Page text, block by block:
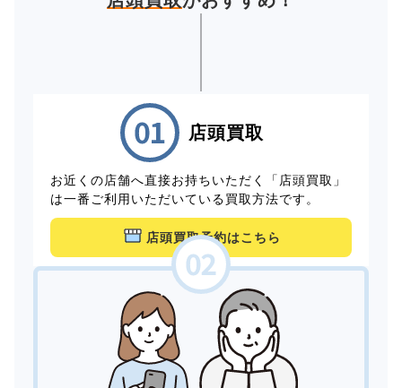
店頭買取
お近くの店舗へ直接お持ちいただく「店頭買取」
は一番ご利用いただいている買取方法です。
店頭買取予約はこちら